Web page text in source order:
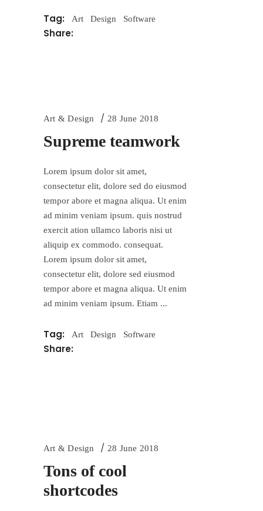
Tag: Art Design Software
Share:
Art & Design 28 June 2018
Supreme teamwork
Lorem ipsum dolor sit amet,
consectetur elit, dolore sed do eiusmod
tempor abore et magna aliqua. Ut enim
ad minim veniam ipsum. quis nostrud
exercit ation ullamco laboris nisi ut
aliquip ex commodo. consequat.
Lorem ipsum dolor sit amet,
consectetur elit, dolore sed eiusmod
tempor abore et magna aliqua. Ut enim
ad minim veniam ipsum. Etiam
Tag: Art Design Software
Share:
Art & Design 28 June 2018
Tons of cool
shortcodes